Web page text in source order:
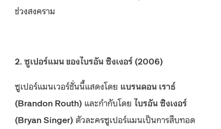
ช่วงสงคราม
2. ซูเปอร์แมน ของไบรอัน ซิงเงอร์ (2006)
ซูเปอร์แมนเวอร์ชั่นนี้แสดงโดย แบรนดอน เราธ์
(Brandon Routh) และกำกับโดยไบรอัน ซิงเงอร์
(Bryan Singer) ตัวละครซูเปอร์แมนเป็นการสืบทอด